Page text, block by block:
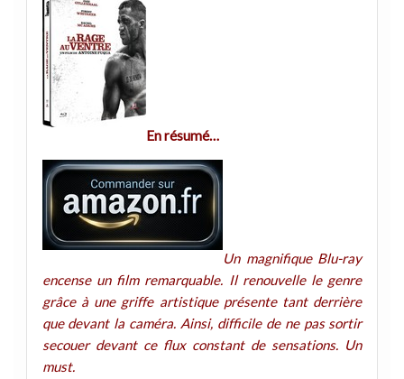
En résumé…
Un magnifique Blu-ray
encense un film remarquable. Il renouvelle le genre
grâce à une griffe artistique présente tant derrière
que devant la caméra. Ainsi, difficile de ne pas sortir
secouer devant ce flux constant de sensations. Un
must.